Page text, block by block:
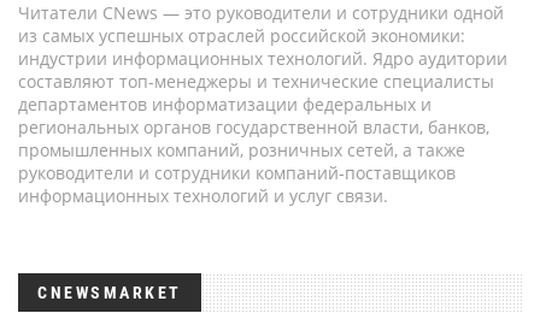
Читатели CNews — это руководители и сотрудники одной
из самых успешных отраслей российской экономики:
индустрии информационных технологий. Ядро аудитории
составляют топ-менеджеры и технические специалисты
департаментов информатизации федеральных и
региональных органов государственной власти, банков,
промышленных компаний, розничных сетей, а также
руководители и сотрудники компаний-поставщиков
информационных технологий и услуг связи.
CNEWSMARKET